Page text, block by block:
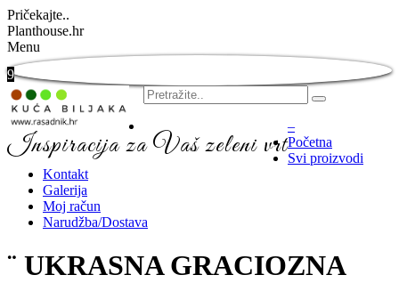
Pričekajte..
Planthouse.hr
Menu
9
Inspiracija za Vaš zeleni vrt
–
Početna
Svi proizvodi
Kontakt
Galerija
Moj račun
Narudžba/Dostava
¨ UKRASNA GRACIOZNA